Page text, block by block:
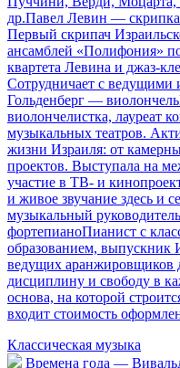
др.Павел Левин —
Первый скрипач
ансамблей «Полифония»
квартета Левина и джаз-
Сотрудничает с ведущими
Гольденберг —
виолончелистка, лауреат
музыкальных театров.
жизни Израиля: от
проектов. Выступала на
участие в ТВ- и
и живое звучание здесь и
музыкальный
фортепианоПианист с
образованием, выпускник
ведущих аранжировщиков
дисциплину и свободу в
основа, на которой
входит стоимость
Классическая музыка
Времена года —